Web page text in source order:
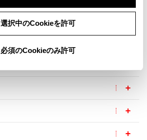
選択中のCookieを許可
必須のCookieのみ許可